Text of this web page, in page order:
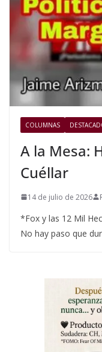
COLUMNAS
A la Mesa:
Cuéllar
14 de julio de 2026
*Fox y las 12 Mil
No hay paso que